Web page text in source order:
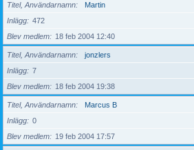
Titel, Användarnamn
Martin
Inlägg
472
Blev medlem
18 feb 2004 12:40
Titel, Användarnamn
jonzlers
Inlägg
7
Blev medlem
18 feb 2004 19:38
Titel, Användarnamn
Marcus B
Inlägg
0
Blev medlem
19 feb 2004 17:57